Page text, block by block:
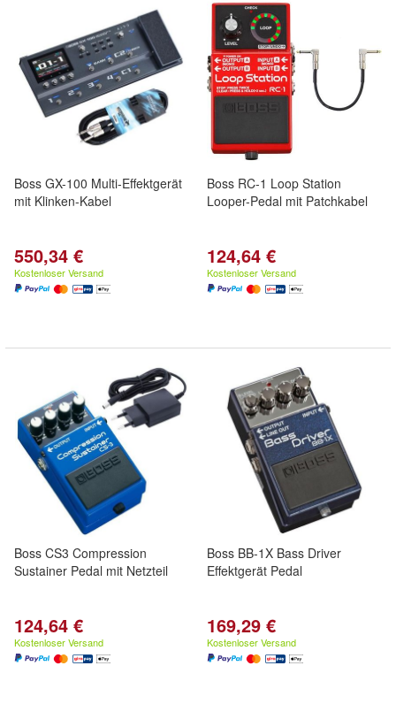
Boss GX-100 Multi-Effektgerät
mit Klinken-Kabel
550,34 €
Kostenloser Versand
Boss RC-1 Loop Station
Looper-Pedal mit Patchkabel
124,64 €
Kostenloser Versand
Boss CS3 Compression
Sustainer Pedal mit Netzteil
124,64 €
Kostenloser Versand
Boss BB-1X Bass Driver
Effektgerät Pedal
169,29 €
Kostenloser Versand